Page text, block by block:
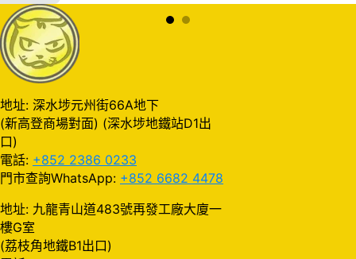
地址: 深水埗元州街66A地下
(新高登商場對面) (深水埗地鐵站D1出
口)
電話: +852 2386 0233
門市查詢WhatsApp: +852 6682 4478
地址: 九龍青山道483號再發工廠大廈一
樓G室
(荔枝角地鐵B1出口)